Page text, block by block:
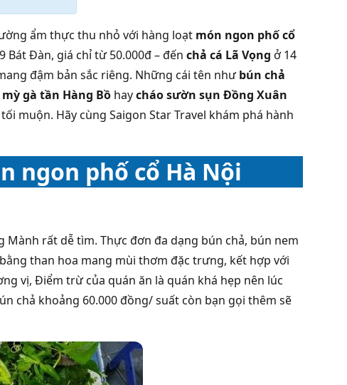
ẩm thực thu nhỏ với hàng loạt món ngon phố cổ
Bát Đàn, giá chỉ từ 50.000đ – đến chả cá Lã Vọng ở 14
đậm bản sắc riêng. Những cái tên nhưbún chả
mỳ gà tần Hàng Bồ haycháo sườn sụn Đồng Xuân
muộn. Hãy cùng Saigon Star Travel khám phá hành
ngon phố cổ Hà Nội
Mành rất dễ tìm. Thực đơn đa dạng bún chả, bún nem
than hoa mang mùi thơm đặc trưng, kết hợp với
vị, Điểm trừ của quán ăn là quán khá hẹp nên lúc
chả khoảng 60.000 đồng/ suất còn bạn gọi thêm sẽ